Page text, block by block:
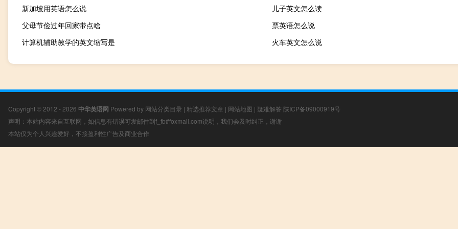
新加坡用英语怎么说
儿子英文怎么读
父母节俭过年回家带点啥
票英语怎么说
计算机辅助教学的英文缩写是
火车英文怎么说
Copyright © 2012 - 2026 中华英语网 Powered by 网站分类目录 | 精选推荐文章 | 网站地图 | 疑难解答 陕ICP备09000919号
声明：本站内容来自互联网，如信息有错误可发邮件到f_fb#foxmail.com说明，我们会及时纠正，谢谢
本站仅为个人兴趣爱好，不接盈利性广告及商业合作